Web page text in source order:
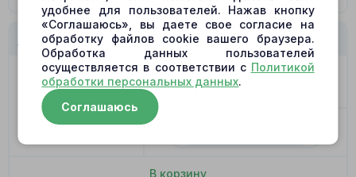
332/J9614 Поводок поршня
Позиция
Цена 2049.00₽
В корзину
удобнее для пользователей. Нажав кнопку
«Соглашаюсь», вы даете свое согласие на
обработку файлов cookie вашего браузера.
Обработка данных пользователей
осуществляется в соответствии с Политикой
обработки персональных данных.
Соглашаюсь